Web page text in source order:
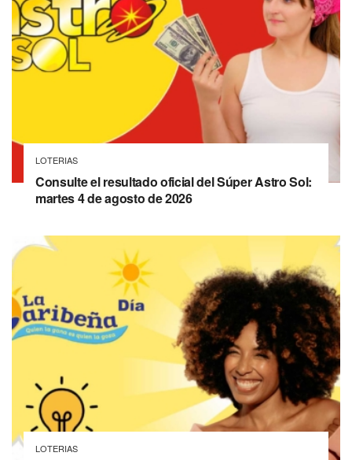
LOTERIAS
Consulte el resultado oficial del Súper Astro Sol:
martes 4 de agosto de 2026
LOTERIAS